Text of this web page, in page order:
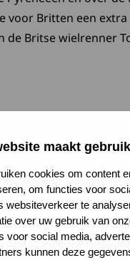
maakt
cookies om content
om functies voor
websiteverkeer te
over uw gebruik van
voor social media,
kunnen deze
voor Britten een
de Britse wielrenner
wat er is gedaan:
‘No one rides alone’
in Kinépolis, in
het Europese